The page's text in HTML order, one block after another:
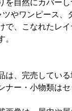
を自然にカバー
ツやワンピース、
で、こなれたレ
。
は、完売している
ナー・小物類はセ